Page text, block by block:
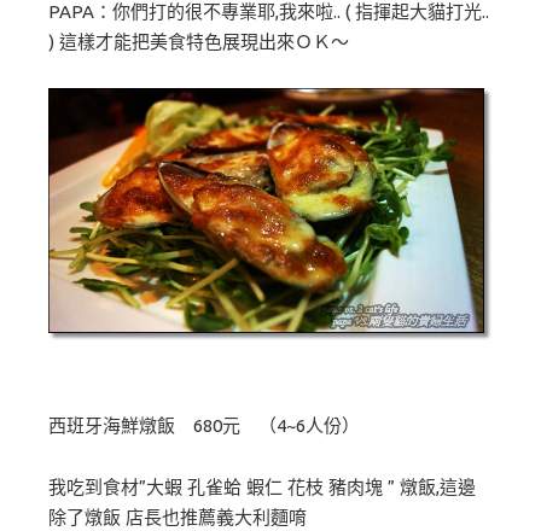
PAPA：你們打的很不專業耶,我來啦.. ( 指揮起大貓打光..
) 這樣才能把美食特色展現出來ＯＫ～
西班牙海鮮燉飯 680元 （4~6人份）
我吃到食材”大蝦 孔雀蛤 蝦仁 花枝 豬肉塊 ” 燉飯,這邊
除了燉飯 店長也推薦義大利麵唷